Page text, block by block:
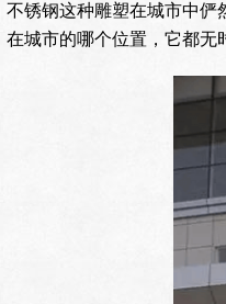
不锈钢这种雕塑在城市中俨
在城市的哪个位置，它都无